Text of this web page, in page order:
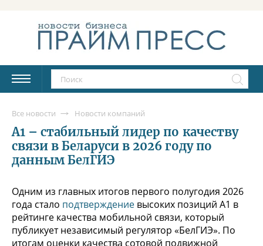
Все новости Новости компаний
А1 – стабильный лидер по качеству
связи в Беларуси в 2026 году по
данным БелГИЭ
Одним из главных итогов первого полугодия 2026
года стало подтверждение высоких позиций А1 в
рейтинге качества мобильной связи, который
публикует независимый регулятор «БелГИЭ». По
итогам оценки качества сотовой подвижной